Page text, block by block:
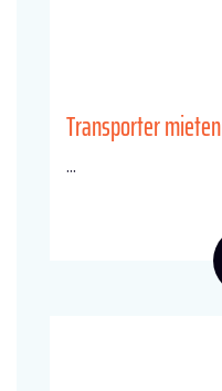
Transporter mieten
...